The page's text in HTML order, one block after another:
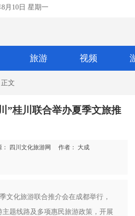
8月10日 星期一
旅游 视频
文
”桂川联合举办夏季文旅推
： 四川文化旅游网 作者： 大成
文化旅游联合推介会在成都举行，
题线路及多项惠民旅游政策，开展